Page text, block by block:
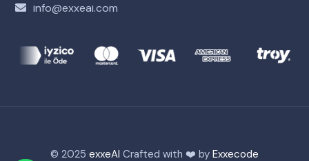
info@exxeai.com
© 2025 exxeAI Crafted with ❤️ by Exxecode